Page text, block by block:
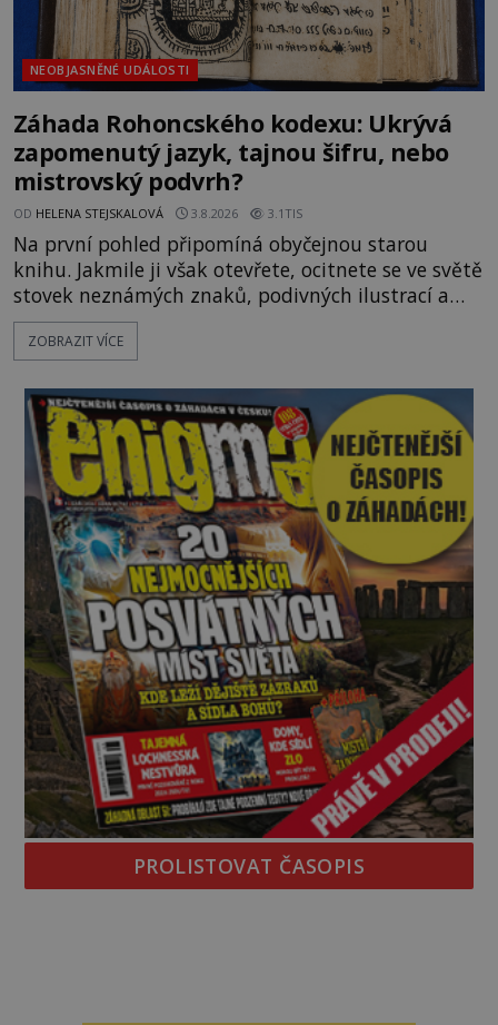
NEOBJASNĚNÉ UDÁLOSTI
Záhada Rohoncského kodexu: Ukrývá
zapomenutý jazyk, tajnou šifru, nebo
mistrovský podvrh?
OD HELENA STEJSKALOVÁ 3.8.2026 3.1TIS
Na první pohled připomíná obyčejnou starou
knihu. Jakmile ji však otevřete, ocitnete se ve světě
stovek neznámých znaků, podivných ilustrací a
textu, který už téměř dvě století vzdoruje všem
pokusům o rozluštění. Rohoncský kodex patří mezi
jistotou neví, kdo jej napsal, kdy vznikl ani co
vlastně vypráví. Rohoncský kodex se poprvé
objevuje v roce
ZOBRAZIT VÍCE
PROLISTOVAT ČASOPIS